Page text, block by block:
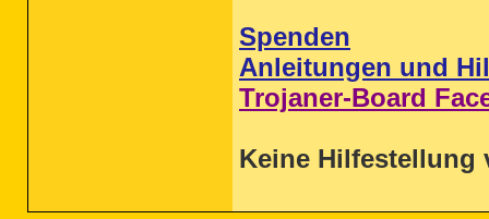
Spenden
Anleitungen und
Trojaner-Board
Keine Hilfestellung